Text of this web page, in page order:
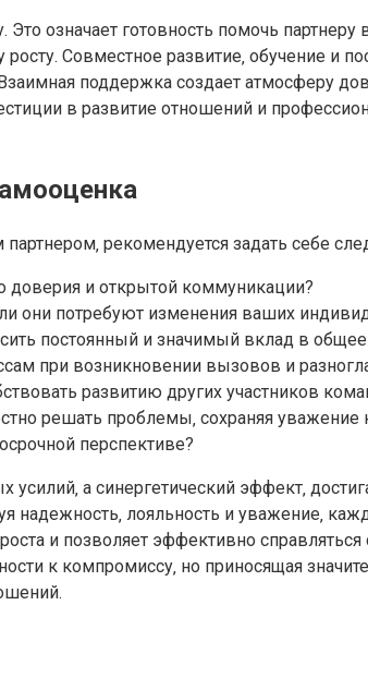
означает готовность помочь партнеру
Совместное развитие‚ обучение и
поддержка создает атмосферу
в развитие отношений и
рекомендуется задать себе
доверия и открытой коммуникации?
они потребуют изменения ваших
постоянный и значимый вклад в
при возникновении вызовов и
развитию других участников
решать проблемы‚ сохраняя уважение
перспективе?
а синергетический эффект‚
лояльность и уважение‚
и позволяет эффективно
к компромиссу‚ но приносящая